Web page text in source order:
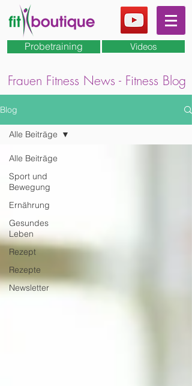
Probetraining Videos
Frauen Fitness News - Fitness Blog
Blog
Alle Beiträge
Sport und
Bewegung
Ernährung
Gesundes
Leben
Rezept
Rezepte
Newsletter
Alle Beiträge